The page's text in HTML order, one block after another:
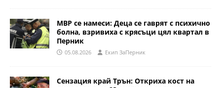
МВР се намеси: Деца се гаврят с психично
болна, взривиха с крясъци цял квартал в
Перник
05.08.2026 Eкип ЗаПерник
Сензация край Трън: Откриха кост на